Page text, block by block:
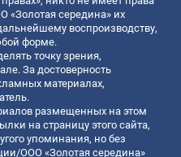
«Золотая середина» их
воспроизводству,
форме.
точку зрения,
За достоверность
материалах,
размещенных на этом
на страницу этого сайта,
упоминания, но без
ООО «Золотая середина»